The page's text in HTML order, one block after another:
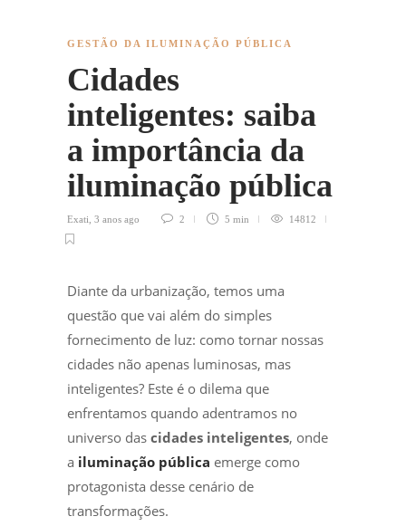
GESTÃO DA ILUMINAÇÃO PÚBLICA
Cidades
inteligentes: saiba
a importância da
iluminação pública
Exati 3 anos ago 2 5 min 14812
Diante da urbanização, temos uma
questão que vai além do simples
fornecimento de luz: como tornar nossas
cidades não apenas luminosas, mas
inteligentes? Este é o dilema que
enfrentamos quando adentramos no
universo das cidades inteligentes, onde
a iluminação pública emerge como
protagonista desse cenário de
transformações.